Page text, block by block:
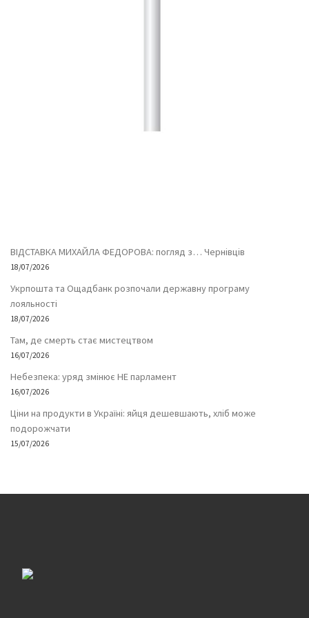
ВІДСТАВКА МИХАЙЛА ФЕДОРОВА: погляд з… Чернівців
18/07/2026
Укрпошта та Ощадбанк розпочали державну програму
лояльності
18/07/2026
Там, де смерть стає мистецтвом
16/07/2026
Небезпека: уряд змінює НЕ парламент
16/07/2026
Ціни на продукти в Україні: яйця дешевшають, хліб може
подорожчати
15/07/2026